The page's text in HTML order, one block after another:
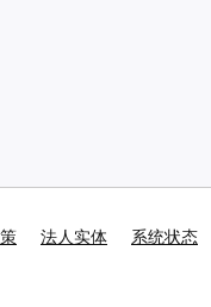
法人实体 系统状态